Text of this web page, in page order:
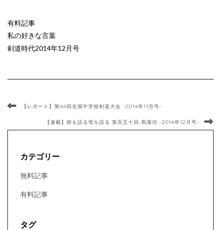
有料記事
私の好きな言葉
剣道時代2014年12月号
【レポート】第44回全国中学校剣道大会 -2014年11月号-
【連載】師を語る母を語る 第百五十回 馬場功 -2014年12月号-
カテゴリー
無料記事
有料記事
タグ